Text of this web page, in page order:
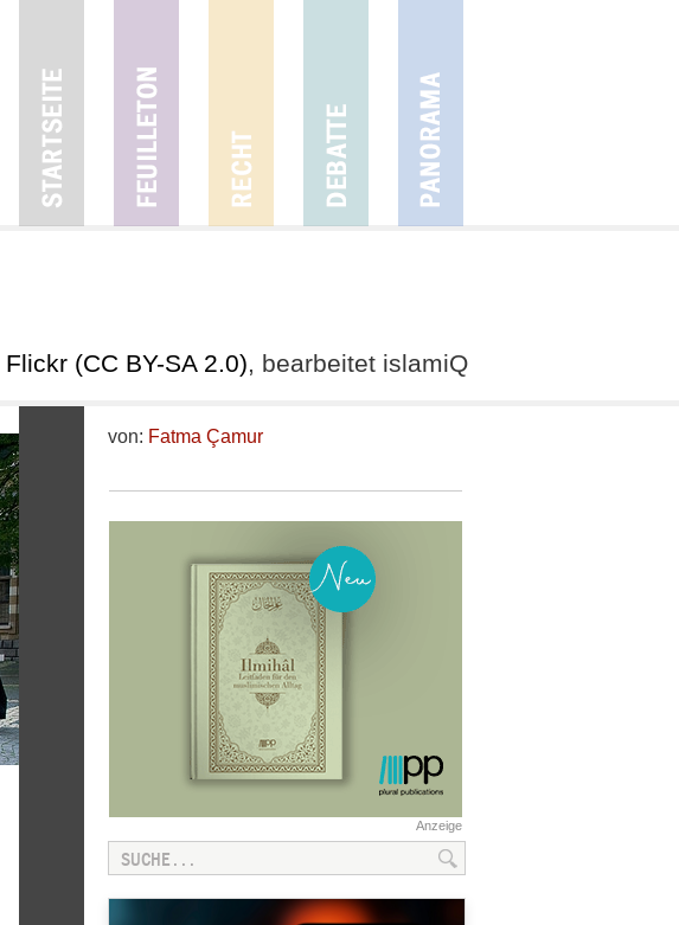
Flickr (CC BY-SA 2.0), bearbeitet islamiQ
von: Fatma Çamur
Anzeige